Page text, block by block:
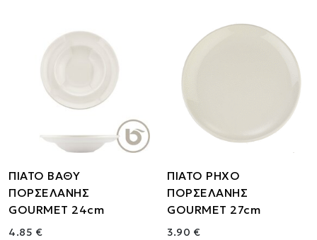
ΠΙΑΤΟ ΒΑΘΥ
ΠΟΡΣΕΛΑΝΗΣ
GOURMET 24cm
4.85 €
ΠΙΑΤΟ ΡΗΧΟ
ΠΟΡΣΕΛΑΝΗΣ
GOURMET 27cm
3.90 €